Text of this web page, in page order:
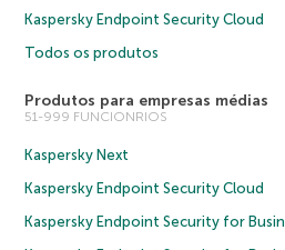
Kaspersky Endpoint Security Cloud
Todos os produtos
Produtos para empresas médias
51-999 FUNCIONRIOS
Kaspersky Next
Kaspersky Endpoint Security Cloud
Kaspersky Endpoint Security for